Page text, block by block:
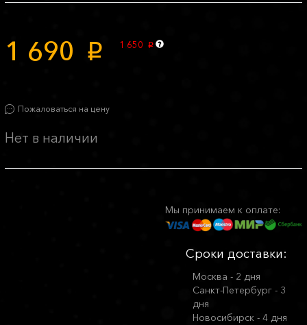
1 690 p 1 650 p
Пожаловаться на цену
Нет в наличии
Мы принимаем к оплате:
Сроки доставки:
Москва - 2 дня
Санкт-Петербург - 3
дня
Новосибирск - 4 дня